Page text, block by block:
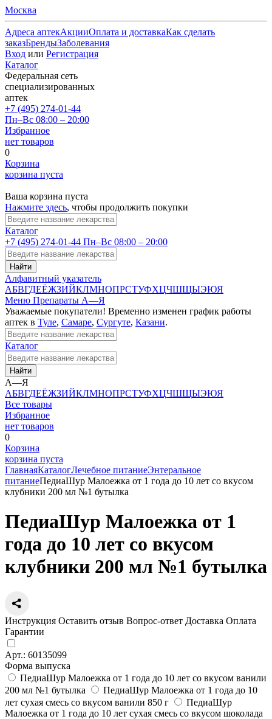
Москва
Адреса аптекАкцииОплата и доставкаКак сделать
заказБрендыЗаболевания
Вход или Регистрация
Каталог
Федеральная сеть
специализированных
аптек
+7 (495) 274-01-44
Пн–Вс 08:00 – 20:00
Избранное
нет товаров
0
Корзина
корзина пуста
Ваша корзина пуста
Нажмите здесь, чтобы продолжить покупки
Каталог
+7 (495) 274-01-44 Пн–Вс 08:00 – 20:00
Найти
Алфавитный указатель
АБВГДЕЁЖЗИЙКЛМНОПРСТУФХЦЧШЩЫЭЮЯ
Меню Препараты А—Я
Уважаемые покупатели! Временно изменен график работы
аптек в Туле, Самаре, Сургуте, Казани.
Каталог
Найти
А—Я
АБВГДЕЁЖЗИЙКЛМНОПРСТУФХЦЧШЩЫЭЮЯ
Все товары
Избранное
нет товаров
0
Корзина
корзина пуста
ГлавнаяКаталогЛечебное питаниеЭнтеральное
питаниеПедиаШур Малоежка от 1 года до 10 лет со вкусом
клубники 200 мл №1 бутылка
ПедиаШур Малоежка от 1
года до 10 лет со вкусом
клубники 200 мл №1 бутылка
Инструкция Оставить отзыв Вопрос-ответ Доставка Оплата
Гарантии
Арт.: 60135099
Форма выпуска
ПедиаШур Малоежка от 1 года до 10 лет со вкусом ванили
200 мл №1 бутылка
ПедиаШур Малоежка от 1 года до 10
лет сухая смесь со вкусом ванили 850 г
ПедиаШур
Малоежка от 1 года до 10 лет сухая смесь со вкусом шоколада